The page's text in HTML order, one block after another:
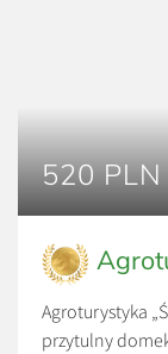
520 PLN
Agroturystyka
przytulny